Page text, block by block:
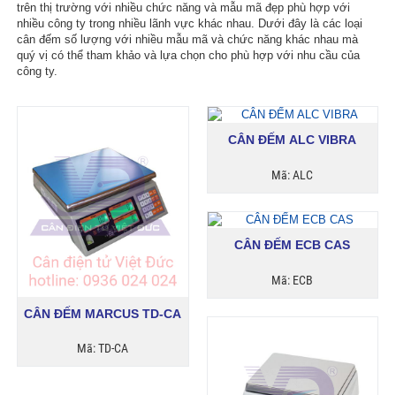
trên thị trường với nhiều chức năng và mẫu mã đẹp phù hợp với
nhiều công ty trong nhiều lãnh vực khác nhau. Dưới đây là các loại
cân đếm số lượng với nhiều mẫu mã và chức năng khác nhau mà
quý vị có thể tham khảo và lựa chọn cho phù hợp với nhu cầu của
công ty.
CÂN ĐẾM MARCUS TD-CA
Mã: TD-CA
CÂN ĐẾM ALC VIBRA
Mã: ALC
CÂN ĐẾM ECB CAS
Mã: ECB